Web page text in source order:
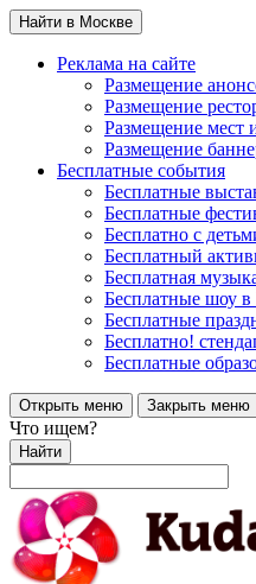
Найти в Москве
Реклама на сайте
Размещение
Размещение
Размещение мест
Размещение
Бесплатные события
Бесплатные
Бесплатные
Бесплатно с
Бесплатный
Бесплатная
Бесплатные шоу
Бесплатные
Бесплатно!
Бесплатные
Открыть меню Закрыть меню
Что ищем?
Найти